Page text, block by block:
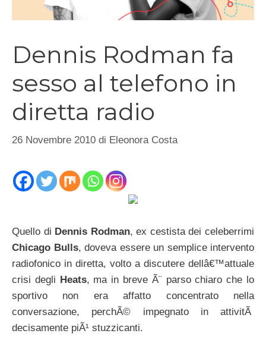
Dennis Rodman fa
sesso al telefono in
diretta radio
26 Novembre 2010 di Eleonora Costa
Quello di Dennis Rodman, ex cestista dei celeberrimi
Chicago Bulls, doveva essere un semplice intervento
radiofonico in diretta, volto a discutere dellâ€™attuale
crisi degli Heats, ma in breve Ã¨ parso chiaro che lo
sportivo non era affatto concentrato nella
conversazione, perchÃ© impegnato in attivitÃ
decisamente piÃ¹ stuzzicanti.